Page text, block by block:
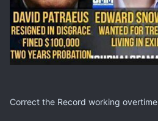
Correct the Record working overtime